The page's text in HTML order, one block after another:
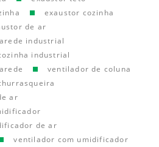
exaustor cozinha
de ar
industrial
industrial
ventilador de coluna
ar
de ar
ventilador com umidificador